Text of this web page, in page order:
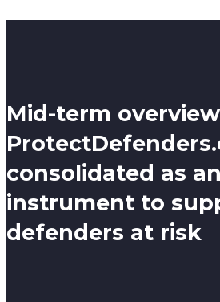
Mid-term
consolidated as
instrument to
defenders at risk